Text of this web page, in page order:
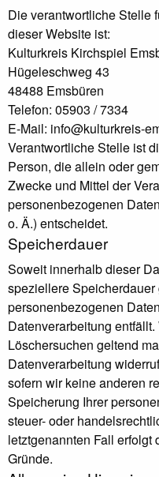
Die verantwortliche Stelle
dieser Website ist:
Kulturkreis Kirchspiel
Hügeleschweg 43
48488 Emsbüren
Telefon: 05903 / 7334
E-Mail: info@kulturkreis-
Verantwortliche Stelle ist
Person, die allein oder
Zwecke und Mittel der
personenbezogenen
o. Ä.) entscheidet.
Speicherdauer
Soweit innerhalb dieser
speziellere
personenbezogenen
Datenverarbeitung
Löschersuchen geltend
Datenverarbeitung
sofern wir keine anderen
Speicherung Ihrer
steuer- oder
letztgenannten Fall
Gründe.